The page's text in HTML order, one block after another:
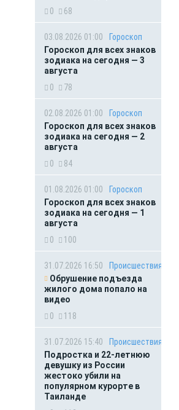
0
68
03.08.2026 01:00
Гороскоп
Гороскоп для всех знаков
зодиака на сегодня — 3
августа
0
78
02.08.2026 01:00
Гороскоп
Гороскоп для всех знаков
зодиака на сегодня — 2
августа
0
84
01.08.2026 01:00
Гороскоп
Гороскоп для всех знаков
зодиака на сегодня — 1
августа
0
100
31.07.2026 16:50
Происшествия
Обрушение подъезда
жилого дома попало на
видео
0
118
31.07.2026 15:40
Происшествия
Подростка и 22-летнюю
девушку из России
жестоко убили на
популярном курорте в
Таиланде